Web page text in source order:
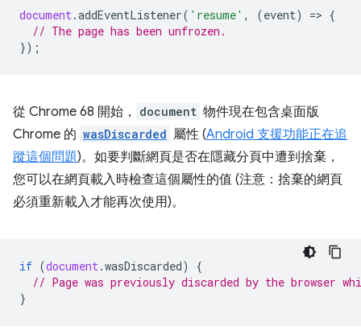
document .addEventListener( 'resume' , (event) => {
// The page has been unfrozen.
});
從 Chrome 68 開始， document 物件現在包含桌面版
Chrome 的 wasDiscarded 屬性 (Android 支援功能正在追
蹤這個問題)。如要判斷網頁是否在隱藏分頁中遭到捨棄，
您可以在網頁載入時檢查這個屬性的值 (注意：捨棄的網頁
必須重新載入才能再次使用)。
if (document .wasDiscarded)
{
// Page was previously discarded by the browser
}